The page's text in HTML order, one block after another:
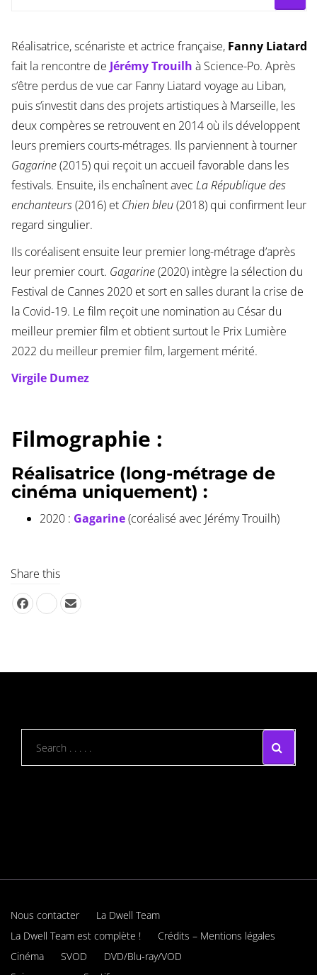
Réalisatrice, scénariste et actrice française, Fanny Liatard
fait la rencontre de Jérémy Trouilh à Science-Po. Après
s’être perdus de vue car Fanny Liatard voyage au Liban,
puis s’investit dans des projets artistiques à Marseille, les
deux compères se retrouvent en 2014 où ils développent
leurs premiers courts-métrages. Ils parviennent à tourner
Gagarine(2015) qui reçoit un accueil favorable dans les
festivals. Ensuite, ils enchaînent avec La République des
enchanteurs(2016) et Chien bleu(2018) qui confirment leur
regard singulier.
Ils coréalisent ensuite leur premier long-métrage d’après
leur premier court. Gagarine(2020) intègre la sélection du
Festival de Cannes 2020 et sort en salles durant la crise de
la Covid-19. Le film reçoit une nomination au César du
meilleur premier film et obtient surtout le Prix Lumière
2022 du meilleur premier film, largement mérité.
Virgile Dumez
Filmographie :
Réalisatrice (long-métrage de
cinéma uniquement) :
2020 : Gagarine (coréalisé avec Jérémy Trouilh)
Share this
Nous contacter
La Dwell Team
La Dwell Team est complète !
Crédits – Mentions légales
Cinéma
SVOD
DVD/Blu-ray/VOD